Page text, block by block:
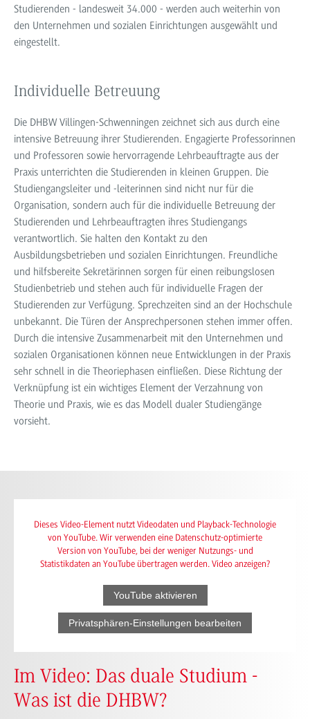
Studierenden - landesweit 34.000 - werden auch weiterhin von
den Unternehmen und sozialen Einrichtungen ausgewählt und
eingestellt.
Individuelle Betreuung
Die DHBW Villingen-Schwenningen zeichnet sich aus durch eine
intensive Betreuung ihrer Studierenden. Engagierte Professorinnen
und Professoren sowie hervorragende Lehrbeauftragte aus der
Praxis unterrichten die Studierenden in kleinen Gruppen. Die
Studiengangsleiter und -leiterinnen sind nicht nur für die
Organisation, sondern auch für die individuelle Betreuung der
Studierenden und Lehrbeauftragten ihres Studiengangs
verantwortlich. Sie halten den Kontakt zu den
Ausbildungsbetrieben und sozialen Einrichtungen. Freundliche
und hilfsbereite Sekretärinnen sorgen für einen reibungslosen
Studienbetrieb und stehen auch für individuelle Fragen der
Studierenden zur Verfügung. Sprechzeiten sind an der Hochschule
unbekannt. Die Türen der Ansprechpersonen stehen immer offen.
Durch die intensive Zusammenarbeit mit den Unternehmen und
sozialen Organisationen können neue Entwicklungen in der Praxis
sehr schnell in die Theoriephasen einfließen. Diese Richtung der
Verknüpfung ist ein wichtiges Element der Verzahnung von
Theorie und Praxis, wie es das Modell dualer Studiengänge
vorsieht.
Dieses Video-Element nutzt Videodaten und Playback-Technologie
von YouTube. Wir verwenden eine Datenschutz-optimierte
Version von YouTube, bei der weniger Nutzungs- und
Statistikdaten an YouTube übertragen werden. Video anzeigen?
YouTube aktivieren
Privatsphären-Einstellungen bearbeiten
Im Video: Das duale Studium -
Was ist die DHBW?